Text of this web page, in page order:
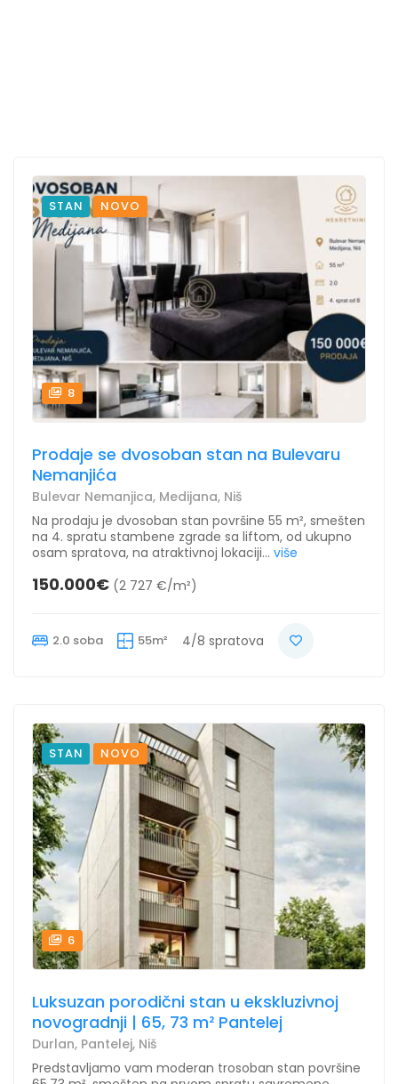
STAN NOVO
8
Prodaje se dvosoban stan na Bulevaru
Nemanjića
Bulevar Nemanjica, Medijana, Niš
Na prodaju je dvosoban stan površine 55 m², smešten
na 4. spratu stambene zgrade sa liftom, od ukupno
osam spratova, na atraktivnoj lokaciji... više
150.000€ (2 727 €/m²)
2.0 soba 55m² 4/8 spratova
STAN NOVO
6
Luksuzan porodični stan u ekskluzivnoj
novogradnji | 65, 73 m² Pantelej
Durlan, Pantelej, Niš
Predstavljamo vam moderan trosoban stan površine